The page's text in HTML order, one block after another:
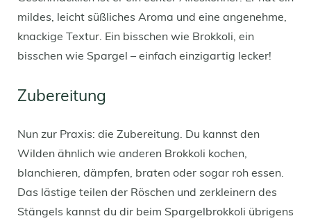
mildes, leicht süßliches Aroma und eine angenehme,
knackige Textur. Ein bisschen wie Brokkoli, ein
bisschen wie Spargel – einfach einzigartig lecker!
Zubereitung
Nun zur Praxis: die Zubereitung. Du kannst den
Wilden ähnlich wie anderen Brokkoli kochen,
blanchieren, dämpfen, braten oder sogar roh essen.
Das lästige teilen der Röschen und zerkleinern des
Stängels kannst du dir beim Spargelbrokkoli übrigens